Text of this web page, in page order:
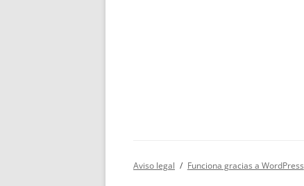
Aviso legal Funciona gracias a WordPress